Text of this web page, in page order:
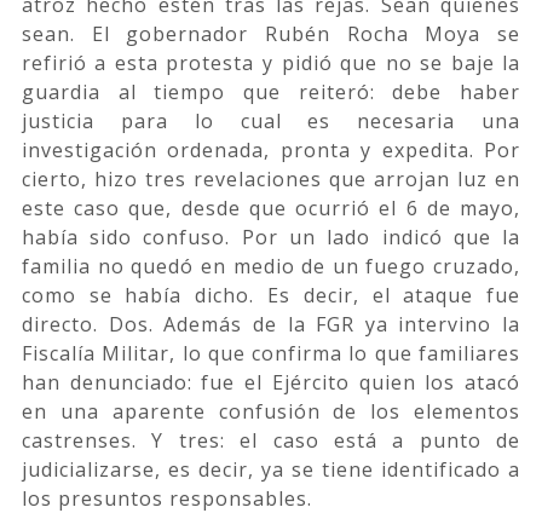
sean. El gobernador Rubén Rocha Moya se
refirió a esta protesta y pidió que no se baje la
guardia al tiempo que reiteró: debe haber
justicia para lo cual es necesaria una
investigación ordenada, pronta y expedita. Por
cierto, hizo tres revelaciones que arrojan luz en
este caso que, desde que ocurrió el 6 de mayo,
había sido confuso. Por un lado indicó que la
familia no quedó en medio de un fuego cruzado,
como se había dicho. Es decir, el ataque fue
directo. Dos. Además de la FGR ya intervino la
Fiscalía Militar, lo que confirma lo que familiares
han denunciado: fue el Ejército quien los atacó
en una aparente confusión de los elementos
castrenses. Y tres: el caso está a punto de
judicializarse, es decir, ya se tiene identificado a
los presuntos responsables.